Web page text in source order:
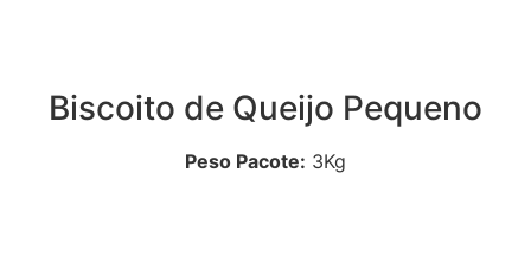
Biscoito de Queijo Pequeno
Peso Pacote: 3Kg